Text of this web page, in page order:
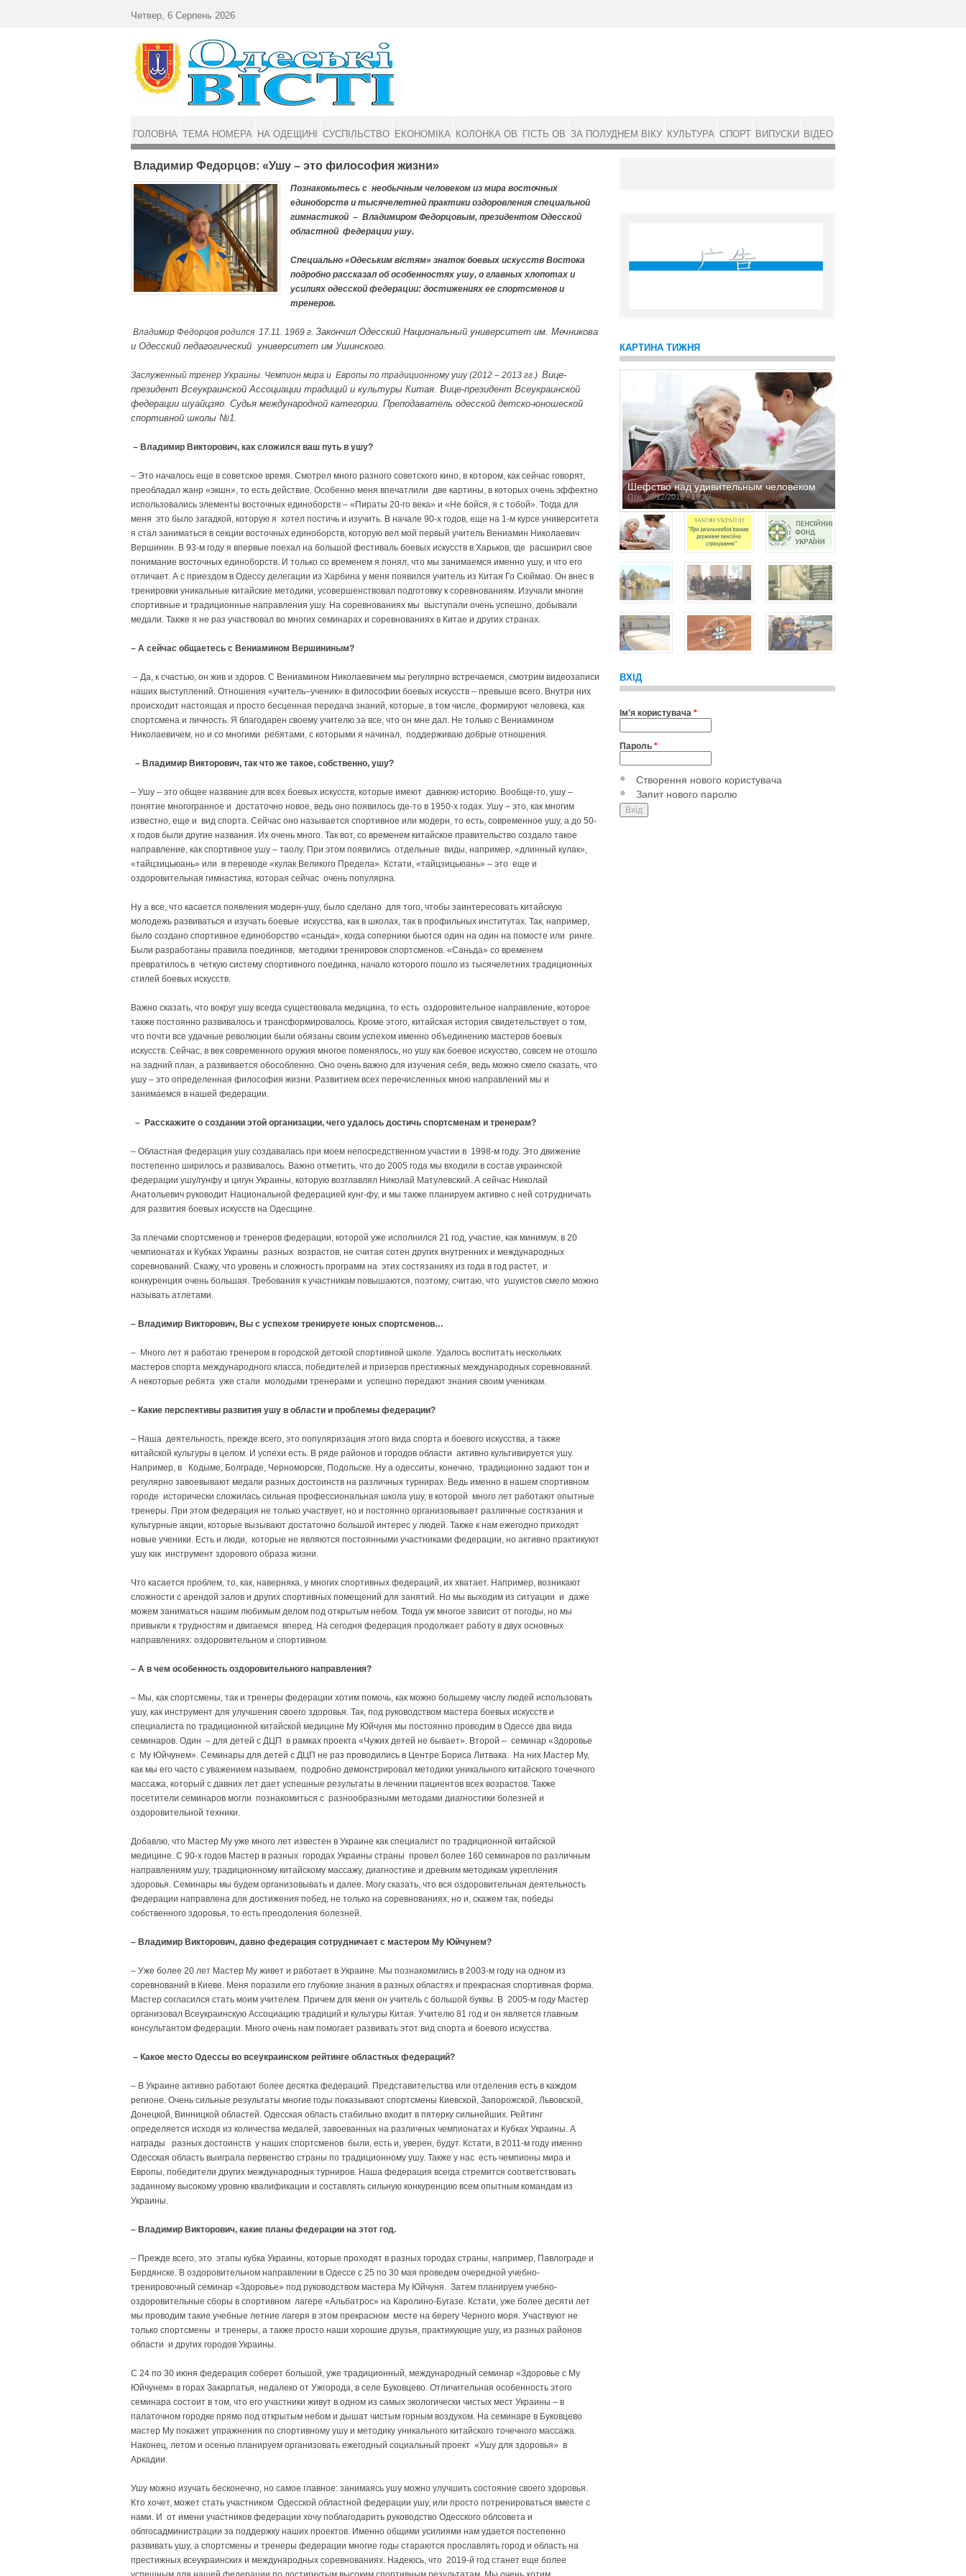
Владимир Федорцов: «Ушу – это философия жизни»
Познакомьтесь с необычным человеком из мира восточных
единоборств и тысячелетней прак­тики оздоровления специальной
гимнастикой – Владимиром Фе­дорцовым, президентом Одесской
областной федерации ушу.
Специально «Одеським вістям» знаток боевых искусств Востока
подробно рассказал об особенностях ушу, о главных хлопотах и
усилиях одесской федерации: достижениях ее спортсменов и
тренеров.
Владимир Федорцов родился 17.11. 1969 г. Закончил Одесский Националь­ный университет им. Мечникова
и Одесский педагогический университет им Ушинского.
Заслуженный тренер Украины. Чемпион мира и Европы по традиционному ушу (2012 – 2013 гг.) Вице-
президент Всеукраинской Ассоциации традиций и культуры Китая. Вице-президент Всеук­раинской
федерации шуайцзяо. Судья международной категории. Преподаватель одесской детско-юношеской
спортивной шко­лы №1.
– Владимир Викторович, как сложился ваш путь в ушу?
– Это началось еще в советское время. Смотрел много разного советского кино, в котором, как сейчас говорят,
преобладал жанр «экшн», то есть действие. Особенно меня впечатлили две картины, в которых очень эффектно
использовались элементы восточных единоборств – «Пираты 20-го века» и «Не бойся, я с тобой». Тогда для
меня это было загадкой, которую я хотел постичь и изучить. В начале 90-х годов, еще на 1-м курсе университета
я стал заниматься в секции восточных единоборств, которую вел мой первый учитель Вениамин Николаевич
Вершинин. В 93-м году я впервые поехал на большой фестиваль боевых искусств в Харьков, где расширил свое
понимание восточных единоборств. И только со временем я понял, что мы занимаемся именно ушу, и что его
отличает. А с приездом в Одессу делегации из Харбина у меня появился учитель из Китая Го Сюймао. Он внес в
тренировки уникальные китайские методики, усовершенствовал подготовку к соревнованиям. Изучали многие
спортивные и традиционные направления ушу. На соревнованиях мы выступали очень успешно, добывали
медали. Также я не раз участвовал во многих семинарах и соревнованиях в Китае и других странах.
– А сейчас общаетесь с Вениамином Вершининым?
– Да, к счастью, он жив и здоров. С Вениамином Николаевичем мы регулярно встречаемся, смотрим видеозаписи
наших выступлений. Отношения «учитель–ученик» в философии боевых искусств – превыше всего. Внутри них
происходит настоящая и просто бесценная передача знаний, которые, в том числе, формируют человека, как
спортсмена и личность. Я благодарен своему учителю за все, что он мне дал. Не только с Вениамином
Николаевичем, но и со многими ребятами, с которыми я начинал, поддерживаю добрые отношения.
– Владимир Викторович, так что же такое, собственно, ушу?
– Ушу – это общее название для всех боевых искусств, которые имеют давнюю историю. Вообще-то, ушу –
понятие многогранное и достаточно новое, ведь оно появилось где-то в 1950-х годах. Ушу – это, как многим
известно, еще и вид спорта. Сейчас оно называется спортивное или модерн, то есть, современное ушу, а до 50-
х годов были другие названия. Их очень много. Так вот, со временем китайское правительство создало такое
направление, как спортивное ушу – таолу. При этом появились отдельные виды, например, «длинный кулак»,
«тайцзицьюань» или в переводе «кулак Великого Предела». Кстати, «тайцзицьюань» – это еще и
оздоровительная гимнастика, которая сейчас очень популярна.
Ну а все, что касается появления модерн-ушу, было сделано для того, чтобы заинтересовать китайскую
молодежь развиваться и изучать боевые искусства, как в школах, так в профильных институтах. Так, например,
было создано спортивное единоборство «саньда», когда соперники бьются один на один на помосте или ринге.
Были разработаны правила поединков, методики тренировок спортсменов. «Саньда» со временем
превратилось в четкую систему спортивного поединка, начало которого пошло из тысячелетних традиционных
стилей боевых искусств.
Важно сказать, что вокруг ушу всегда существовала медицина, то есть оздоровительное направление, которое
также постоянно развивалось и трансформировалось. Кроме этого, китайская история свидетельствует о том,
что почти все удачные революции были обязаны своим успехом именно объединению мастеров боевых
искусств. Сейчас, в век современного оружия многое поменялось, но ушу как боевое искусство, совсем не отошло
на задний план, а развивается обособленно. Оно очень важно для изучения себя, ведь можно смело сказать, что
ушу – это определенная философия жизни. Развитием всех перечисленных мною направлений мы и
занимаемся в нашей федерации.
– Расскажите о создании этой организации, чего удалось достичь спортсменам и тренерам?
– Областная федерация ушу создавалась при моем непосредственном участии в 1998-м году. Это движение
постепенно ширилось и развивалось. Важно отметить, что до 2005 года мы входили в состав украинской
федерации ушу/гунфу и цигун Украины, которую возглавлял Николай Матулевский. А сейчас Николай
Анатольевич руководит Национальной федерацией кунг-фу, и мы также планируем активно с ней сотрудничать
для развития боевых искусств на Одесщине.
За плечами спортсменов и тренеров федерации, которой уже исполнился 21 год, участие, как минимум, в 20
чемпионатах и Кубках Украины разных возрастов, не считая сотен других внутренних и международных
соревнований. Скажу, что уровень и сложность программ на этих состязаниях из года в год растет, и
конкуренция очень большая. Требования к участникам повышаются, поэтому, считаю, что ушуистов смело можно
называть атлетами.
– Владимир Викторович, Вы с успехом тренируете юных спортсменов…
– Много лет я работаю тренером в городской детской спортивной школе. Удалось воспитать нескольких
мастеров спорта международного класса, победителей и призеров престижных международных соревнований.
А некоторые ребята уже стали молодыми тренерами и успешно передают знания своим ученикам.
– Какие перспективы развития ушу в области и проблемы федерации?
– Наша деятельность, прежде всего, это популяризация этого вида спорта и боевого искусства, а также
китайской культуры в целом. И успехи есть. В ряде районов и городов области активно культивируется ушу.
Например, в Кодыме, Болграде, Черноморске, Подольске. Ну а одесситы, конечно, традиционно задают тон и
регулярно завоевывают медали разных достоинств на различных турнирах. Ведь именно в нашем спортивном
городе исторически сложилась сильная профессиональная школа ушу, в которой много лет работают опытные
тренеры. При этом федерация не только участвует, но и постоянно организовывает различные состязания и
культурные акции, которые вызывают достаточно большой интерес у людей. Также к нам ежегодно приходят
новые ученики. Есть и люди, которые не являются постоянными участниками федерации, но активно практикуют
ушу как инструмент здорового образа жизни.
Что касается проблем, то, как, наверняка, у многих спортивных федераций, их хватает. Например, возникают
сложности с арендой залов и других спортивных помещений для занятий. Но мы выходим из ситуации и даже
можем заниматься нашим любимым делом под открытым небом. Тогда уж многое зависит от погоды, но мы
привыкли к трудностям и двигаемся вперед. На сегодня федерация продолжает работу в двух основных
направлениях: оздоровительном и спортивном.
– А в чем особенность оздоровительного направления?
– Мы, как спортсмены, так и тренеры федерации хотим помочь, как можно большему числу людей использовать
ушу, как инструмент для улучшения своего здоровья. Так, под руководством мастера боевых искусств и
специалиста по традиционной китайской медицине Му Юйчуня мы постоянно проводим в Одессе два вида
семинаров. Один – для детей с ДЦП в рамках проекта «Чужих детей не бывает». Второй – семинар «Здоровье
с Му Юйчунем». Семинары для детей с ДЦП не раз проводились в Центре Бориса Литвака. На них Мастер Му,
как мы его часто с уважением называем, подробно демонстрировал методики уникального китайского точечного
массажа, который с давних лет дает успешные результаты в лечении пациентов всех возрастов. Также
посетители семинаров могли познакомиться с разнообразными методами диагностики болезней и
оздоровительной техники.
Добавлю, что Мастер Му уже много лет известен в Украине как специалист по традиционной китайской
медицине. С 90-х годов Мастер в разных городах Украины страны провел более 160 семинаров по различным
направлениям ушу, традиционному китайскому массажу, диагностике и древним методикам укрепления
здоровья. Семинары мы будем организовывать и далее. Могу сказать, что вся оздоровительная деятельность
федерации направлена для достижения побед, не только на соревнованиях, но и, скажем так, победы
собственного здоровья, то есть преодоления болезней.
– Владимир Викторович, давно федерация сотрудничает с мастером Му Юйчунем?
– Уже более 20 лет Мастер Му живет и работает в Украине. Мы познакомились в 2003-м году на одном из
соревнований в Киеве. Меня поразили его глубокие знания в разных областях и прекрасная спортивная форма.
Мастер согласился стать моим учителем. Причем для меня он учитель с большой буквы. В 2005-м году Мастер
организовал Всеукраинскую Ассоциацию традиций и культуры Китая. Учителю 81 год и он является главным
консультантом федерации. Много очень нам помогает развивать этот вид спорта и боевого искусства.
– Какое место Одессы во всеукраинском рейтинге областных федераций?
– В Украине активно работают более десятка федераций. Представительства или отделения есть в каждом
регионе. Очень сильные результаты многие годы показывают спортсмены Киевской, Запорожской, Львовской,
Донецкой, Винницкой областей. Одесская область стабильно входит в пятерку сильнейших. Рейтинг
определяется исходя из количества медалей, завоеванных на различных чемпионатах и Кубках Украины. А
награды разных достоинств у наших спортсменов были, есть и, уверен, будут. Кстати, в 2011-м году именно
Одесская область выиграла первенство страны по традиционному ушу. Также у нас есть чемпионы мира и
Европы, победители других международных турниров. Наша федерация всегда стремится соответствовать
заданному высокому уровню квалификации и составлять сильную конкуренцию всем опытным командам из
Украины.
– Владимир Викторович, какие планы федерации на этот год.
– Прежде всего, это этапы кубка Украины, которые проходят в разных городах страны, например, Павлограде и
Бердянске. В оздоровительном направлении в Одессе с 25 по 30 мая проведем очередной учебно-
тренировочный семинар «Здоровье» под руководством мастера Му Юйчуня. Затем планируем учебно-
оздоровительные сборы в спортивном лагере «Альбатрос» на Каролино-Бугазе. Кстати, уже более десяти лет
мы проводим такие учебные летние лагеря в этом прекрасном месте на берегу Черного моря. Участвуют не
только спортсмены и тренеры, а также просто наши хорошие друзья, практикующие ушу, из разных районов
области и других городов Украины.
С 24 по 30 июня федерация соберет большой, уже традиционный, международный семинар «Здоровье с Му
Юйчунем» в горах Закарпатья, недалеко от Ужгорода, в селе Буковцево. Отличительная особенность этого
семинара состоит в том, что его участники живут в одном из самых экологически чистых мест Украины – в
палаточном городке прямо под открытым небом и дышат чистым горным воздухом. На семинаре в Буковцево
мастер Му покажет упражнения по спортивному ушу и методику уникального китайского точечного массажа.
Наконец, летом и осенью планируем организовать ежегодный социальный проект «Ушу для здоровья» в
Аркадии.
Ушу можно изучать бесконечно, но самое главное: занимаясь ушу можно улучшить состояние своего здоровья.
Кто хочет, может стать участником Одесской областной федерации ушу, или просто потренироваться вместе с
нами. И от имени участников федерации хочу поблагодарить руководство Одесского облсовета и
облгосадминистрации за поддержку наших проектов. Именно общими усилиями нам удается постепенно
развивать ушу, а спортсмены и тренеры федерации многие годы стараются прославлять город и область на
престижных всеукраинских и международных соревнованиях. Надеюсь, что 2019-й год станет еще более
КАРТИНА ТИЖНЯ
Шефство над удивительным человеком
Птн, 20/12/2019 - 16:29
ВХІД
Ім'я користувача *
Пароль *
Створення нового користувача
Запит нового паролю
Четвер, 6 Серпень 2026
ГОЛОВНА ТЕМА НОМЕРА НА ОДЕЩИНІ СУСПІЛЬСТВО ЕКОНОМІКА КОЛОНКА ОВ ГІСТЬ ОВ ЗА ПОЛУДНЕМ ВІКУ КУЛЬТУРА СПОРТ ВИПУСКИ ВІДЕО